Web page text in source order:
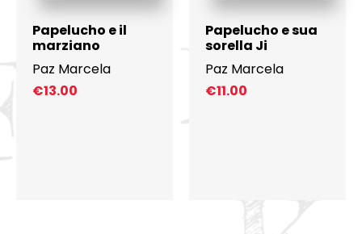
Papelucho e il
marziano
Paz Marcela
€13.00
Papelucho e sua
sorella Ji
Paz Marcela
€11.00